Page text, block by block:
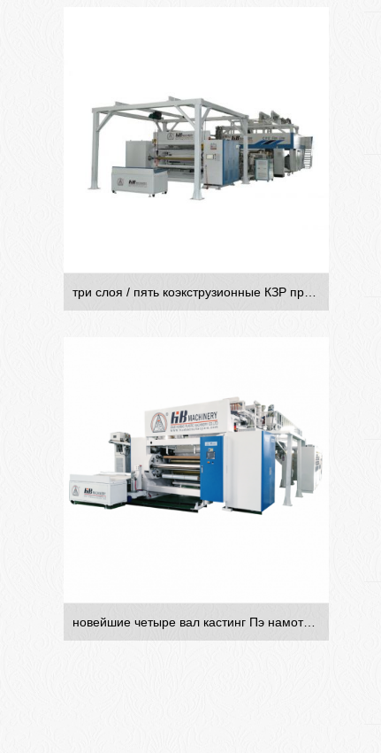
новейшие четыре вал кастинг Пэ намотки пленки / кормовых фильм линия производства